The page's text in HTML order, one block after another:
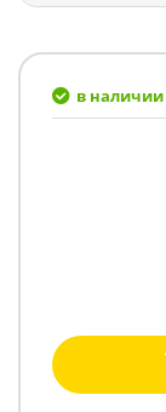
в наличии